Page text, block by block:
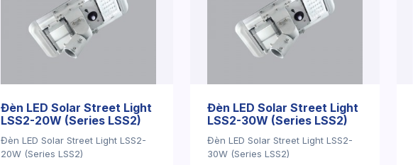
Đèn LED Solar Street Light
LSS2-20W (Series LSS2)
Đèn LED Solar Street Light LSS2-
20W (Series LSS2)
Đèn LED Solar Street Light
LSS2-30W (Series LSS2)
Đèn LED Solar Street Light LSS2-
30W (Series LSS2)